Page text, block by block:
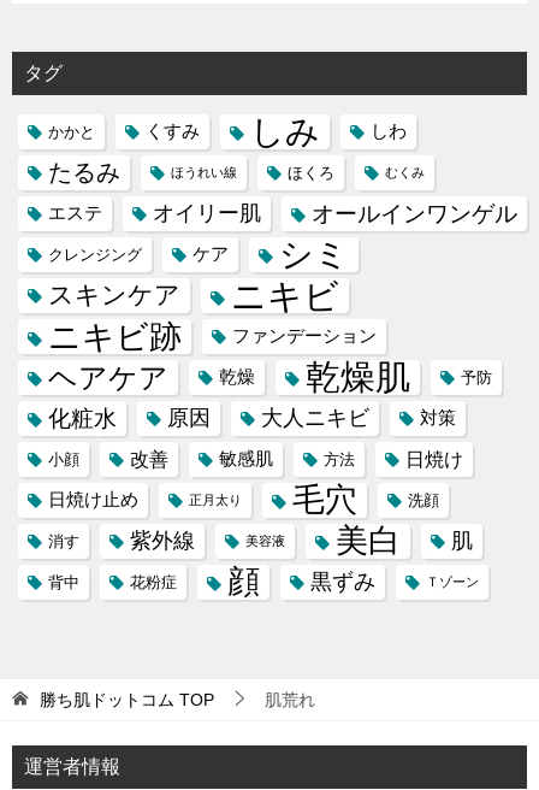
リ
ー
タグ
かかと くすみ しみ しわ
たるみ ほうれい線 ほくろ むくみ
エステ オイリー肌 オールインワンゲル
クレンジング ケア シミ
スキンケア ニキビ
ニキビ跡 ファンデーション
ヘアケア 乾燥 乾燥肌 予防
化粧水 原因 大人ニキビ 対策
小顔 改善 敏感肌 方法 日焼け
日焼け止め 正月太り 毛穴 洗顔
消す 紫外線 美容液 美白 肌
背中 花粉症 顔 黒ずみ Ｔゾーン
勝ち肌ドットコム TOP 肌荒れ
運営者情報